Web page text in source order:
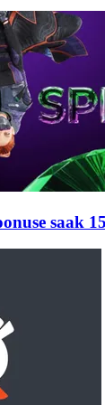
saak